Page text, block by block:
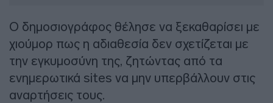
Ο δημοσιογράφος θέλησε να ξεκαθαρίσει με
χιούμορ πως η αδιαθεσία δεν σχετίζεται με
την εγκυμοσύνη της, ζητώντας από τα
ενημερωτικά sites να μην υπερβάλλουν στις
αναρτήσεις τους.